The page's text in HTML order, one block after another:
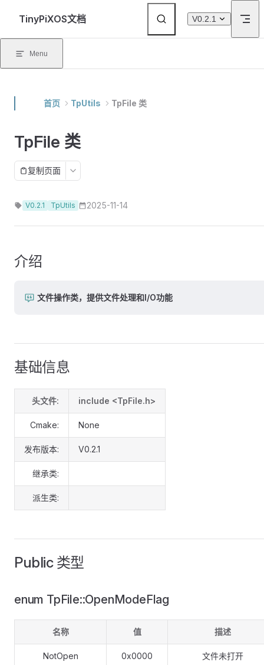
Skip to content
TinyPiXOS文档 V0.2.1
Menu
首页 TpUtils TpFile 类
TpFile 类
复制页面
V0.2.1 TpUtils 2025-11-14
介绍
文件操作类，提供文件处理和I/O功能
基础信息
头文件: include <TpFile.h>
Cmake: None
发布版本: V0.2.1
继承类:
派生类:
Public 类型
enum TpFile::OpenModeFlag
名称 值 描述
NotOpen 0x0000 文件未打开